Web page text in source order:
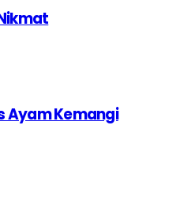
Ayam Kemangi